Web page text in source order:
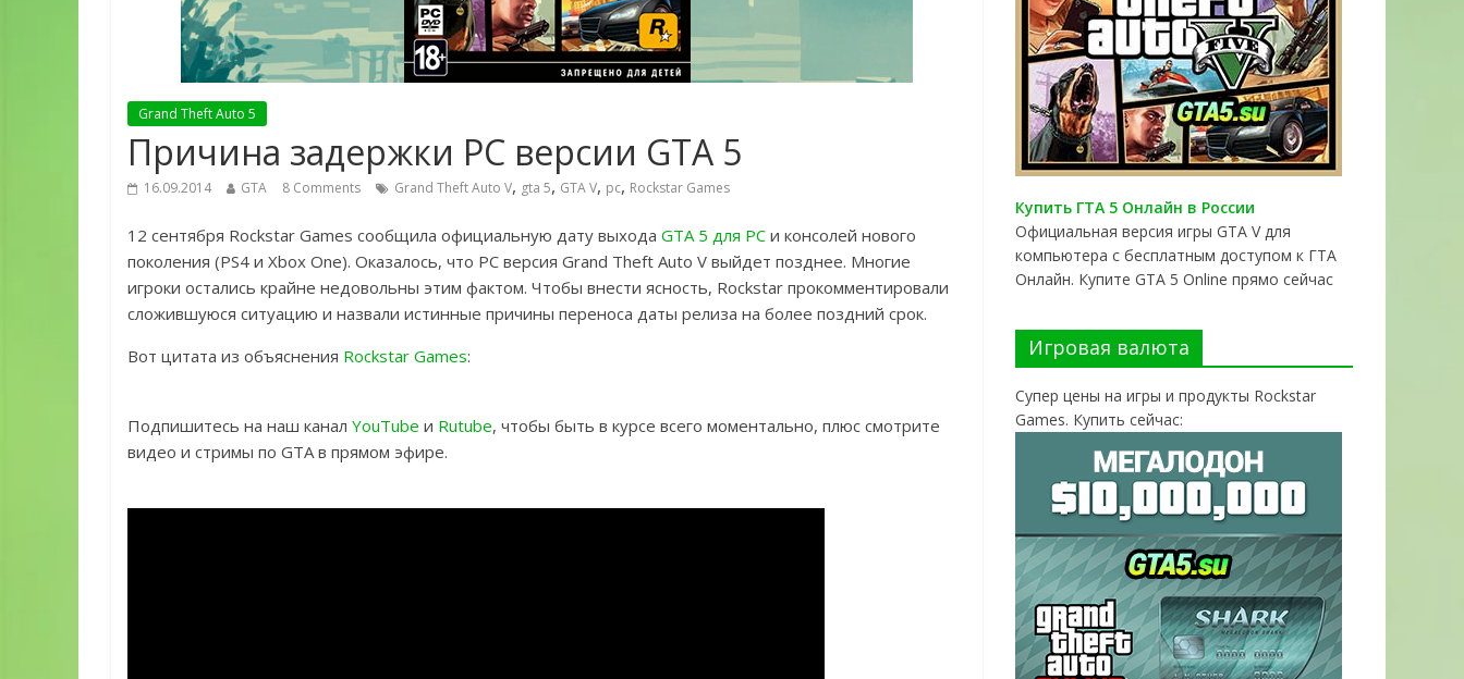
Grand Theft Auto 5
Причина задержки PC версии GTA 5
16.09.2014 GTA 8 Comments Grand Theft Auto V, gta 5, GTA V, pc, Rockstar Games
12 сентября Rockstar Games сообщила официальную дату выхода GTA 5 для PC и консолей нового
поколения (PS4 и Xbox One). Оказалось, что PC версия Grand Theft Auto V выйдет позднее. Многие
игроки остались крайне недовольны этим фактом. Чтобы внести ясность, Rockstar прокомментировали
сложившуюся ситуацию и назвали истинные причины переноса даты релиза на более поздний срок.
Вот цитата из объяснения Rockstar Games:
Подпишитесь на наш канал YouTube и Rutube, чтобы быть в курсе всего моментально, плюс смотрите
видео и стримы по GTA в прямом эфире.
Купить ГТА 5 Онлайн в России
Официальная версия игры GTA V для
компьютера с бесплатным доступом к ГТА
Онлайн. Купите GTA 5 Online прямо сейчас
Игровая валюта
Супер цены на игры и продукты Rockstar
Games. Купить сейчас: